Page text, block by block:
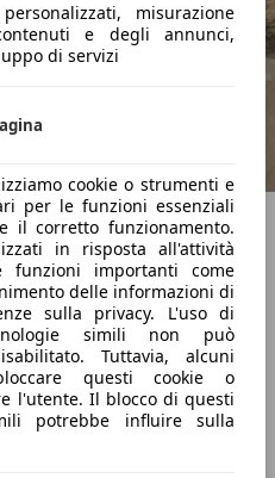
misurazione
e degli annunci,
di servizi
cookie o strumenti e
per le funzioni essenziali
il corretto funzionamento.
in risposta all'attività
funzioni importanti come
delle informazioni di
sulla privacy. L'uso di
simili non può
Tuttavia, alcuni
questi cookie o
l'utente. Il blocco di questi
potrebbe influire sulla
della gamma Porsche,la
. In puro stile tedesco,
attingere dalla
Di serie, infatti, c’è solo il
avere ilCruise Control
di 1.500 euro, che
anche il
lista degli
LED, l’Head-Up